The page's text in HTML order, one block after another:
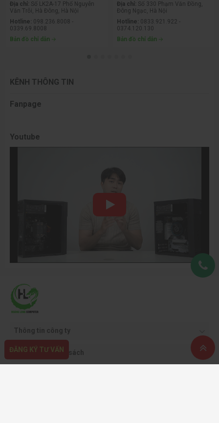
Địa chỉ: Số LK2A-17 Phố Nguyễn
Văn Trỗi, Hà Đông, Hà Nội
Hotline: 098.236.8008 -
0339.69.8008
Bản đồ chỉ dẫn
Địa chỉ: Số 330 Phạm Văn Đồng,
Đông Ngạc, Hà Nội
Hotline: 0833.921.922 -
0374.120.130
Bản đồ chỉ dẫn
KÊNH THÔNG TIN
Fanpage
Youtube
Thông tin công ty
Quy định & chính sách
ĐĂNG KÝ TƯ VẤN